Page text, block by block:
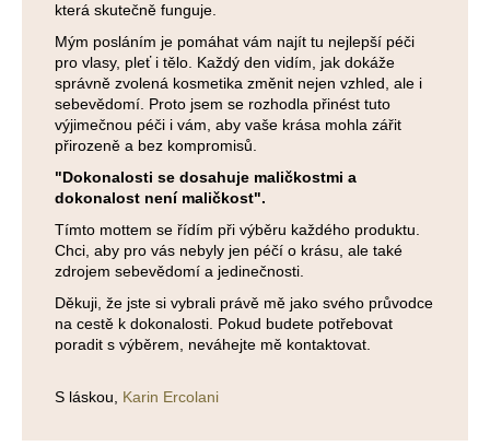
která skutečně funguje.
Mým posláním je pomáhat vám najít tu nejlepší péči
pro vlasy, pleť i tělo. Každý den vidím, jak dokáže
správně zvolená kosmetika změnit nejen vzhled, ale i
sebevědomí. Proto jsem se rozhodla přinést tuto
výjimečnou péči i vám, aby vaše krása mohla zářit
přirozeně a bez kompromisů.
"Dokonalosti se dosahuje maličkostmi a
dokonalost není maličkost".
Tímto mottem se řídím při výběru každého produktu.
Chci, aby pro vás nebyly jen péčí o krásu, ale také
zdrojem sebevědomí a jedinečnosti.
Děkuji, že jste si vybrali právě mě jako svého průvodce
na cestě k dokonalosti. Pokud budete potřebovat
poradit s výběrem, neváhejte mě kontaktovat.
S láskou, Karin Ercolani